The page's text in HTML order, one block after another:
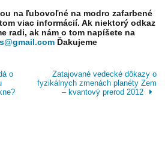
na ľubovoľné na modro zafarbené
viac informácií. Ak niektorý odkaz
radi, ak nám o tom napíšete na
Ďakujeme
o
Zatajované vedecké dôkazy o
fyzikálnych zmenách planéty Zem
– kvantový prerod 2012